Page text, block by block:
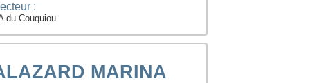
:
du Couquiou
MARINA